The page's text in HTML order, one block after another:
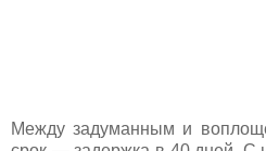
Между задуманным и